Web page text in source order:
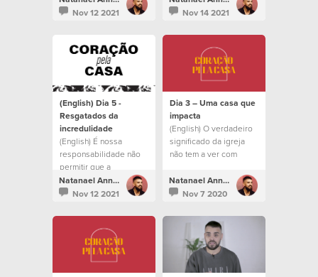
saquen de todo lo que
Nov 12 2021
daquilo que Ele está
Nov 14 2021
(English) Dia 5 -
Resgatados da
incredulidade
(English) É nossa
responsabilidade não
permitir que a
familiaridade e a
incredulidade nos
Deus tem para nós.
Natanael Annacondia
Nov 12 2021
Dia 3 – Uma casa que
impacta
(English) O verdadeiro
significado da igreja
não tem a ver com
Natanael Annacondia
Nov 7 2020